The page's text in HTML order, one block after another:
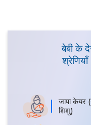
बेबी के
जापा केयर
शिशु)